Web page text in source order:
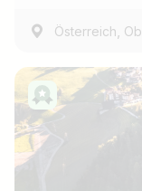
Österreich,